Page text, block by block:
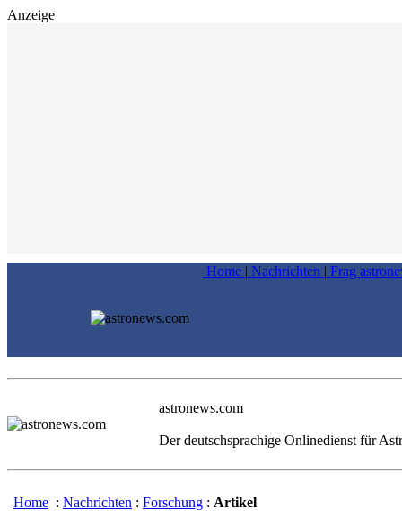
Anzeige
Home | Nachrichten | Frag
astronews.com
Der deutschsprachige Onlinedienst für
Home : Nachrichten : Forschung : Artikel